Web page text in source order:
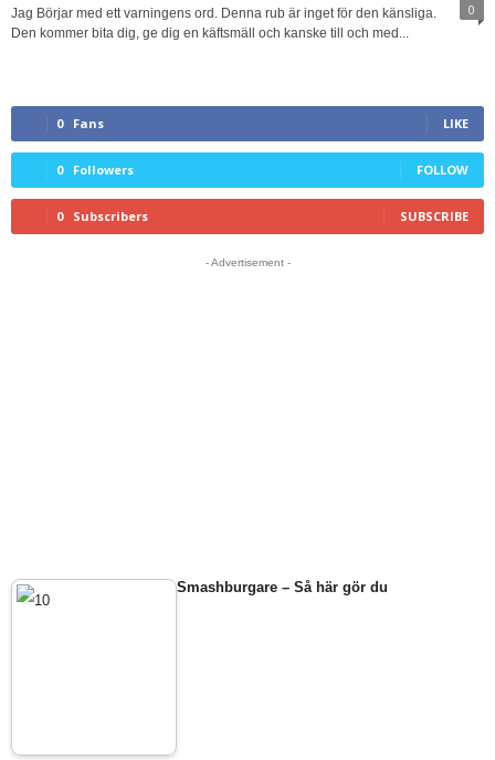
0
Jag Börjar med ett varningens ord. Denna rub är inget för den känsliga.
Den kommer bita dig, ge dig en käftsmäll och kanske till och med...
0 Fans LIKE
0 Followers FOLLOW
0 Subscribers SUBSCRIBE
- Advertisement -
Smashburgare – Så här gör du